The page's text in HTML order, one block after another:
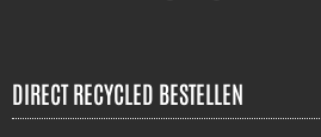
DIRECT RECYCLED BESTELLEN